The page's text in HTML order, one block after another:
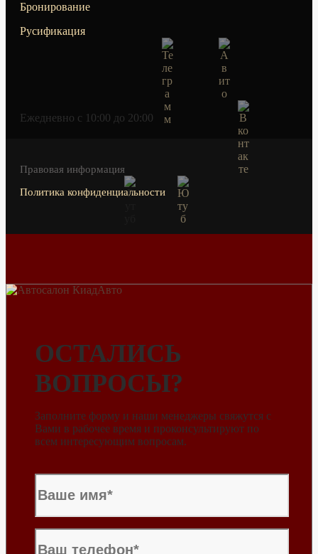
Бронирование
Русификация
Ежедневно c 10:00 до 20:00
Правовая информация
Политика конфиденциальности
ОСТАЛИСЬ
ВОПРОСЫ?
Заполните форму и наши менеджеры свяжутся с
Вами в рабочее время и проконсультируют по
всем интересующим вопросам.